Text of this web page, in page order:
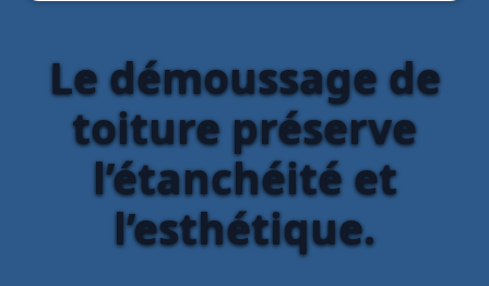
Le démoussage de
toiture préserve
l’étanchéité et
l’esthétique.